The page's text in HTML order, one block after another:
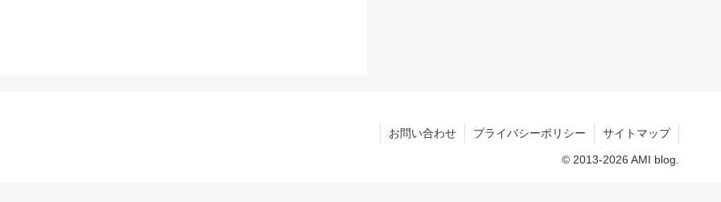
お問い合わせ プライバシーポリシー サイトマップ
© 2013-2026 AMI blog.